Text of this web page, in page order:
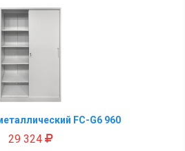
FC-G6 960
29 324